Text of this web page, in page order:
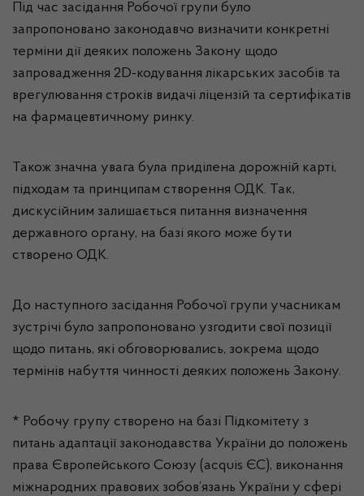
Під час засідання Робочої групи було
запропоновано законодавчо визначити конкретні
терміни дії деяких положень Закону щодо
запровадження 2D-кодування лікарських засобів та
врегулювання строків видачі ліцензій та сертифікатів
на фармацевтичному ринку.
Також значна увага була приділена дорожній карті,
підходам та принципам створення ОДК. Так,
дискусійним залишається питання визначення
державного органу, на базі якого може бути
створено ОДК.
До наступного засідання Робочої групи учасникам
зустрічі було запропоновано узгодити свої позиції
щодо питань, які обговорювались, зокрема щодо
термінів набуття чинності деяких положень Закону.
* Робочу групу створено на базі Підкомітету з
питань адаптації законодавства України до положень
права Європейського Союзу (acquis ЄС), виконання
міжнародних правових зобов’язань України у сфері